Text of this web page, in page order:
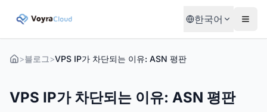
한국어
>블로그>VPS IP가 차단되는 이유: ASN 평판
VPS IP가 차단되는 이유: ASN 평판